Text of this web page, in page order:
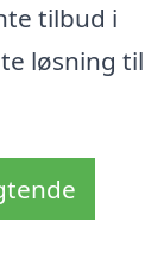
tilbud i
løsning til